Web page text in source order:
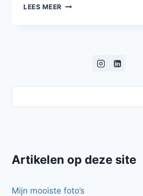
LEES MEER SINT
GENOEMD
Artikelen op deze site
Mijn mooiste foto’s